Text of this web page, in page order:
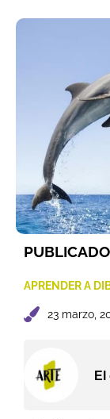
APRENDER A
23 marzo,